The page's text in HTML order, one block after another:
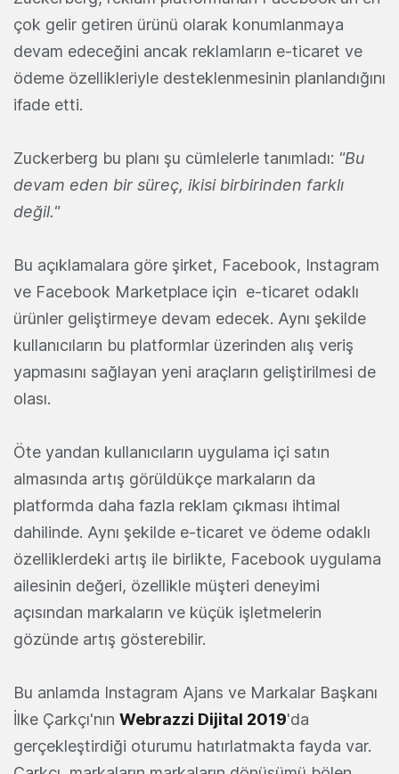
çok gelir getiren ürünü olarak konumlanmaya
devam edeceğini ancak reklamların e-ticaret ve
ödeme özellikleriyle desteklenmesinin planlandığını
ifade etti.
Zuckerberg bu planı şu cümlelerle tanımladı: "Bu
devam eden bir süreç, ikisi birbirinden farklı
değil."
Bu açıklamalara göre şirket, Facebook, Instagram
ve Facebook Marketplace için e-ticaret odaklı
ürünler geliştirmeye devam edecek. Aynı şekilde
kullanıcıların bu platformlar üzerinden alış veriş
yapmasını sağlayan yeni araçların geliştirilmesi de
olası.
Öte yandan kullanıcıların uygulama içi satın
almasında artış görüldükçe markaların da
platformda daha fazla reklam çıkması ihtimal
dahilinde. Aynı şekilde e-ticaret ve ödeme odaklı
özelliklerdeki artış ile birlikte, Facebook uygulama
ailesinin değeri, özellikle müşteri deneyimi
açısından markaların ve küçük işletmelerin
gözünde artış gösterebilir.
Bu anlamda Instagram Ajans ve Markalar Başkanı
İlke Çarkçı'nın Webrazzi Dijital 2019'da
gerçekleştirdiği oturumu hatırlatmakta fayda var.